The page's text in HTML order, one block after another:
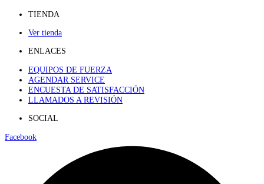
TIENDA
Ver tienda
ENLACES
EQUIPOS DE FUERZA
AGENDAR SERVICE
ENCUESTA DE SATISFACCIÓN
LLAMADOS A REVISIÓN
SOCIAL
Facebook